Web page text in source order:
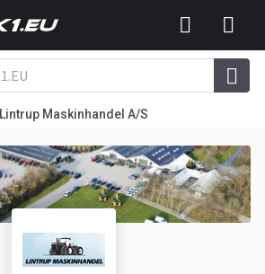
Lintrup Maskinhandel A/S